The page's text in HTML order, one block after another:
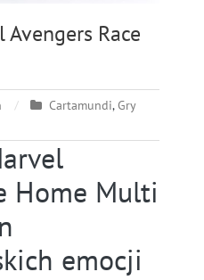
Race
Cartamundi,Gry
Home Multi
emocji